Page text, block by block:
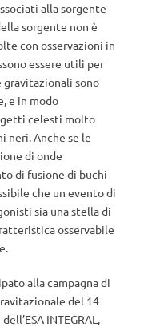
alla sorgente
sorgente non è
con osservazioni in
essere utili per
gravitazionali sono
e in modo
celesti molto
neri. Anche se le
di onde
di fusione di buchi
che un evento di
sia una stella di
osservabile
alla campagna di
del 14
INTEGRAL,